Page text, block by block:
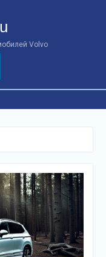
Volvo